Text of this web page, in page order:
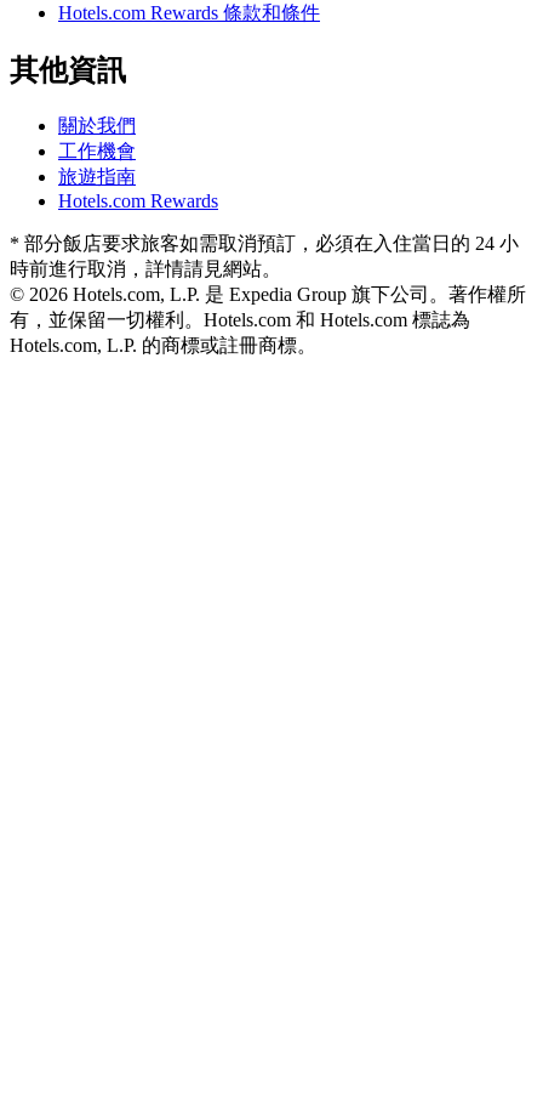
Hotels.com Rewards 條款和條件
其他資訊
關於我們
工作機會
旅遊指南
Hotels.com Rewards
* 部分飯店要求旅客如需取消預訂，必須在入住當日的 24 小
時前進行取消，詳情請見網站。
© 2026 Hotels.com, L.P. 是 Expedia Group 旗下公司。著作權所
有，並保留一切權利。 Hotels.com 和 Hotels.com 標誌為
Hotels.com, L.P. 的商標或註冊商標。